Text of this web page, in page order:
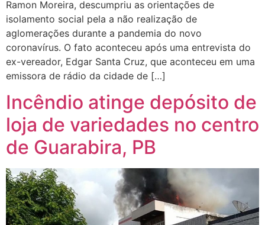
Ramon Moreira, descumpriu as orientações de
isolamento social pela a não realização de
aglomerações durante a pandemia do novo
coronavírus. O fato aconteceu após uma entrevista do
ex-vereador, Edgar Santa Cruz, que aconteceu em uma
emissora de rádio da cidade de […]
Incêndio atinge depósito de
loja de variedades no centro
de Guarabira, PB